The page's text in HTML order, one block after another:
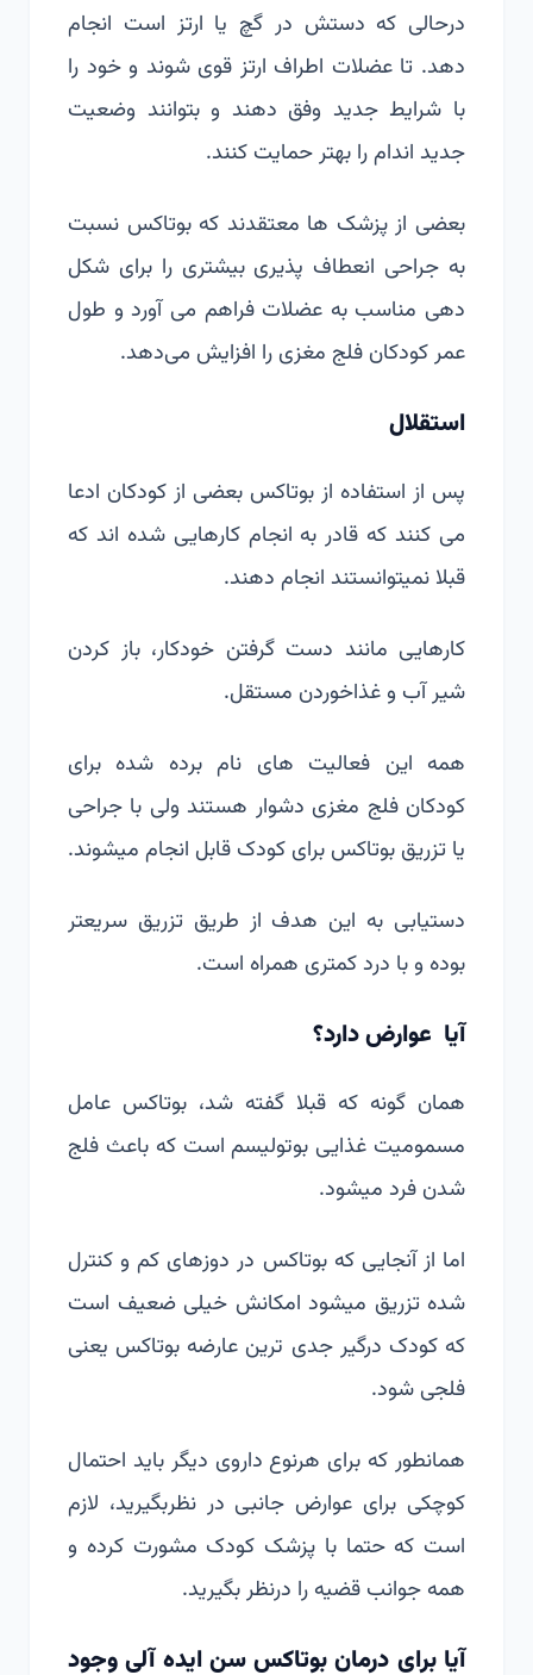
درحالی که دستش در گچ یا ارتز است انجام
دهد. تا عضلات اطراف ارتز قوی شوند و خود را
با شرایط جدید وفق دهند و بتوانند وضعیت
جدید اندام را بهتر حمایت کنند.
بعضی از پزشک ها معتقدند که بوتاکس نسبت
به جراحی انعطاف پذیری بیشتری را برای شکل
دهی مناسب به عضلات فراهم می آورد و طول
عمر کودکان فلج مغزی را افزایش می‌دهد.
استقلال
پس از استفاده از بوتاکس بعضی از کودکان ادعا
می کنند که قادر به انجام کارهایی شده اند که
قبلا نمیتوانستند انجام دهند.
کارهایی مانند دست گرفتن خودکار، باز کردن
شیر آب و غذاخوردن مستقل.
همه این فعالیت های نام برده شده برای
کودکان فلج مغزی دشوار هستند ولی با جراحی
یا تزریق بوتاکس برای کودک قابل انجام میشوند.
دستیابی به این هدف از طریق تزریق سریعتر
بوده و با درد کمتری همراه است.
آیا عوارض دارد؟
همان گونه که قبلا گفته شد، بوتاکس عامل
مسمومیت غذایی بوتولیسم است که باعث فلج
شدن فرد میشود.
اما از آنجایی که بوتاکس در دوزهای کم و کنترل
شده تزریق میشود امکانش خیلی ضعیف است
که کودک درگیر جدی ترین عارضه بوتاکس یعنی
فلجی شود.
همانطور که برای هرنوع داروی دیگر باید احتمال
کوچکی برای عوارض جانبی در نظربگیرید، لازم
است که حتما با پزشک کودک مشورت کرده و
همه جوانب قضیه را درنظر بگیرید.
آیا برای درمان بوتاکس سن ایده آلی وجود